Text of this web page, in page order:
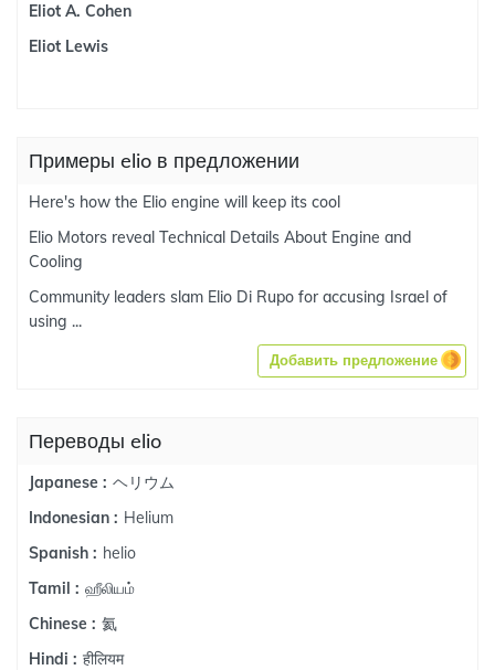
Eliot A. Cohen
Eliot Lewis
Примеры elio в предложении
Here's how the Elio engine will keep its cool
Elio Motors reveal Technical Details About Engine and
Cooling
Community leaders slam Elio Di Rupo for accusing Israel of
using ...
Добавить предложение
Переводы elio
Japanese : ヘリウム
Indonesian : Helium
Spanish : helio
Tamil : ஹீலியம்
Chinese : 氦
Hindi : हीलियम